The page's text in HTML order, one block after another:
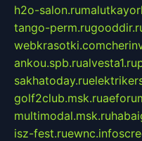
h2o-salon.ru
tango-perm.ru
webkrasotki.com
ankou.spb.rualvesta1.ru
sakhatoday.ru
golf2club.msk.ru
multimodal.msk.ru
isz-fest.ruewnc.info